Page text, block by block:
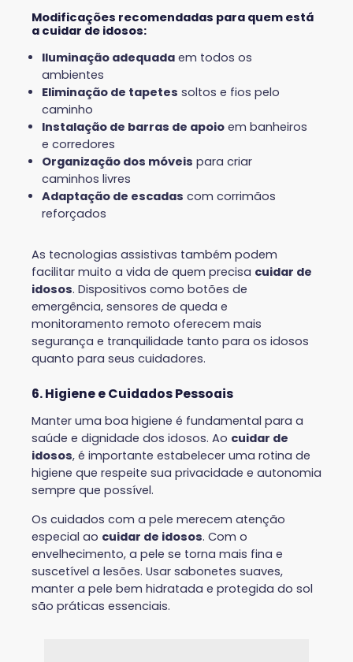
Modificações recomendadas para quem está
a cuidar de idosos:
Iluminação adequada em todos os
ambientes
Eliminação de tapetes soltos e fios pelo
caminho
Instalação de barras de apoio em banheiros
e corredores
Organização dos móveis para criar
caminhos livres
Adaptação de escadas com corrimãos
reforçados
As tecnologias assistivas também podem
facilitar muito a vida de quem precisa cuidar de
idosos. Dispositivos como botões de
emergência, sensores de queda e
monitoramento remoto oferecem mais
segurança e tranquilidade tanto para os idosos
quanto para seus cuidadores.
6. Higiene e Cuidados Pessoais
Manter uma boa higiene é fundamental para a
saúde e dignidade dos idosos. Ao cuidar de
idosos, é importante estabelecer uma rotina de
higiene que respeite sua privacidade e autonomia
sempre que possível.
Os cuidados com a pele merecem atenção
especial ao cuidar de idosos. Com o
envelhecimento, a pele se torna mais fina e
suscetível a lesões. Usar sabonetes suaves,
manter a pele bem hidratada e protegida do sol
são práticas essenciais.